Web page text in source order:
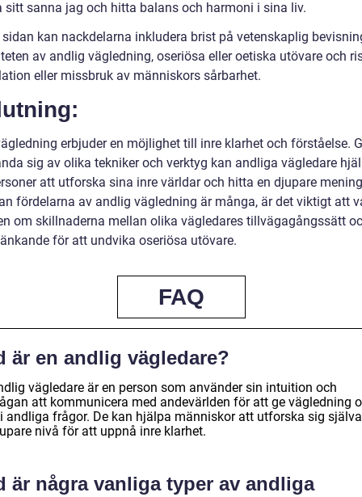
sitt sanna jag och hitta balans och harmoni i sina liv.
sidan kan nackdelarna inkludera brist på vetenskaplig
av andlig vägledning, oseriösa eller oetiska utövare och
eller missbruk av människors sårbarhet.
erbjuder en möjlighet till inre klarhet och förståelse.
sig av olika tekniker och verktyg kan andliga vägledare
att utforska sina inre världar och hitta en djupare
fördelarna av andlig vägledning är många, är det viktigt att
om skillnaderna mellan olika vägledares tillvägagångssätt
för att undvika oseriösa utövare.
FAQ
är en andlig vägledare?
vägledare är en person som använder sin intuition och
att kommunicera med andevärlden för att ge vägledning
andliga frågor. De kan hjälpa människor att utforska sig
nivå för att uppnå inre klarhet.
är några vanliga typer av andliga